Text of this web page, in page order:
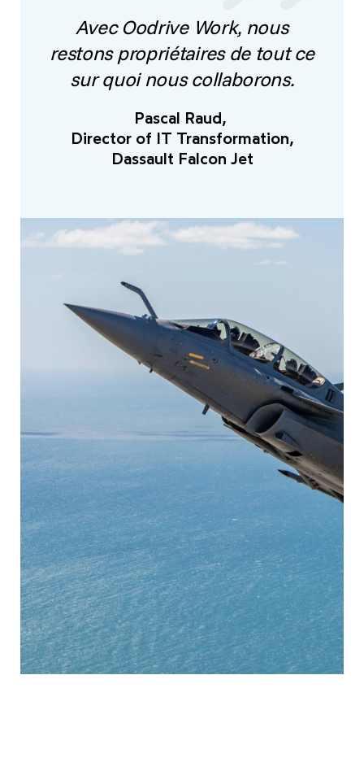
Avec Oodrive Work, nous
restons propriétaires de tout ce
sur quoi nous collaborons.
Pascal Raud,
Director of IT Transformation,
Dassault Falcon Jet